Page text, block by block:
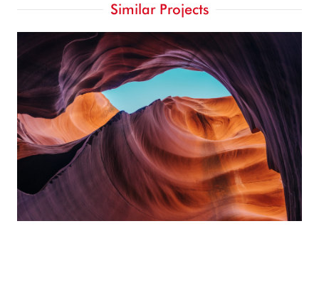
Similar Projects